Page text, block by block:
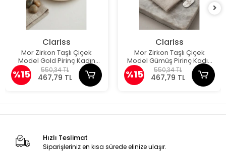
Clariss
Mor Zirkon Taşlı Çiçek
Model Gold Pirinç Kadın
Bileklik
%15 550,34 TL
467,79 TL
Clariss
Mor Zirkon Taşlı Çiçek
Model Gümüş Pirinç Kadın
Bileklik
%15 550,34 TL
467,79 TL
Hızlı Teslimat
Siparişleriniz en kısa sürede elinize ulaşır.